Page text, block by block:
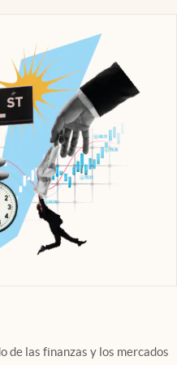
de las finanzas y los mercados